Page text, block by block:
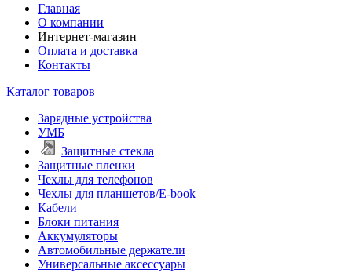
Главная
О компании
Интернет-магазин
Оплата и доставка
Контакты
Каталог товаров
Зарядные устройства
УМБ
Защитные стекла
Защитные пленки
Чехлы для телефонов
Чехлы для планшетов/E-book
Кабели
Блоки питания
Аккумуляторы
Автомобильные держатели
Универсальные аксессуары